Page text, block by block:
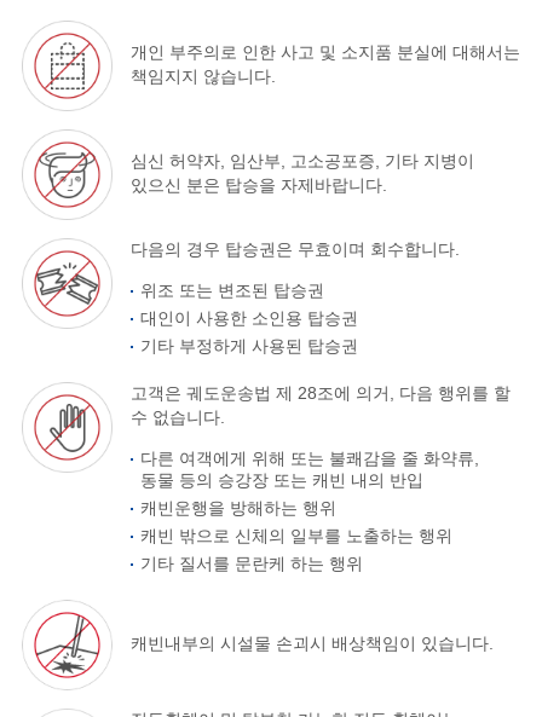
개인 부주의로 인한 사고 및 소지품 분실에 대해서는
책임지지 않습니다.
심신 허약자, 임산부, 고소공포증, 기타 지병이
있으신 분은 탑승을 자제바랍니다.
다음의 경우 탑승권은 무효이며 회수합니다.
위조 또는 변조된 탑승권
대인이 사용한 소인용 탑승권
기타 부정하게 사용된 탑승권
고객은 궤도운송법 제 28조에 의거, 다음 행위를 할
수 없습니다.
다른 여객에게 위해 또는 불쾌감을 줄 화약류,
동물 등의 승강장 또는 캐빈 내의 반입
캐빈운행을 방해하는 행위
캐빈 밖으로 신체의 일부를 노출하는 행위
기타 질서를 문란케 하는 행위
캐빈내부의 시설물 손괴시 배상책임이 있습니다.